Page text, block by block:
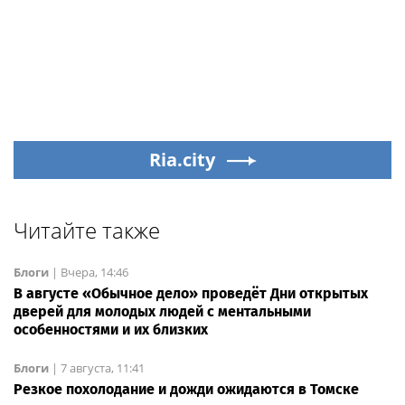
Ria.city
Читайте также
Блоги | Вчера, 14:46
В августе «Обычное дело» проведёт Дни открытых
дверей для молодых людей с ментальными
особенностями и их близких
Блоги | 7 августа, 11:41
Резкое похолодание и дожди ожидаются в Томске